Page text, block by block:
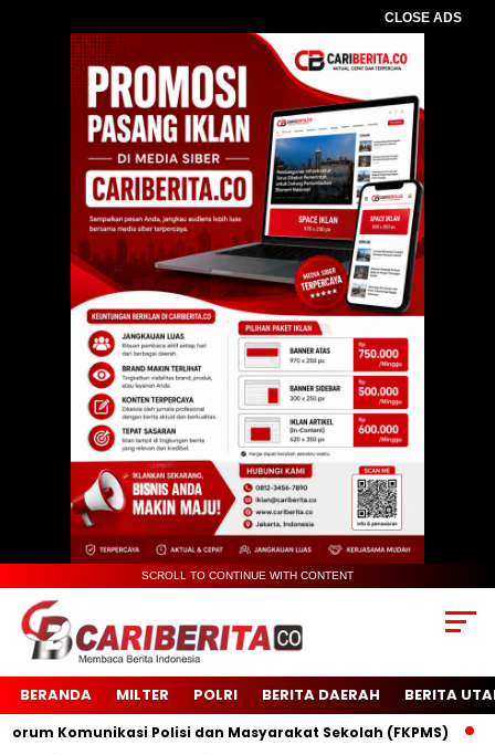
CLOSE ADS
SCROLL TO CONTINUE WITH CONTENT
BERANDA MILTER POLRI BERITA DAERAH BERITA
Komunikasi Polisi dan Masyarakat Sekolah (FKPMS) Ini